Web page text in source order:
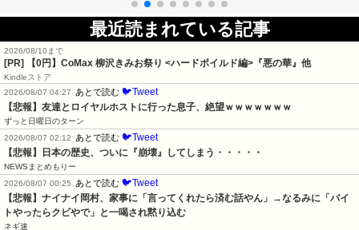
最近読まれている記事
2026/08/10まで
[PR] 【0円】CoMax 柳沢きみお祭り <ハードボイルド編>『悪の華』他
Kindleストア
2026/08/07 04:27
あとで読む 🐦Tweet
【悲報】友達とロイヤルホストに行った息子、絶望ｗｗｗｗｗｗｗ
ずっと日曜日のターン
2026/08/07 02:12
あとで読む 🐦Tweet
【悲報】日本の歴史、ついに『崩壊』してしまう・・・・・
NEWSまとめもりー
2026/08/07 00:25
あとで読む 🐦Tweet
【悲報】ナイナイ岡村、家事に「言ってくれたら済む話やん」→なるみに「バイ
トやったらクビやで」と一喝され黙り込む
ネギ速